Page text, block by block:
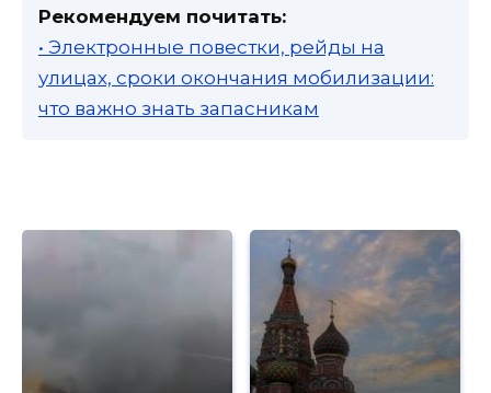
Рекомендуем почитать:
• Электронные повестки, рейды на
улицах, сроки окончания мобилизации:
что важно знать запасникам